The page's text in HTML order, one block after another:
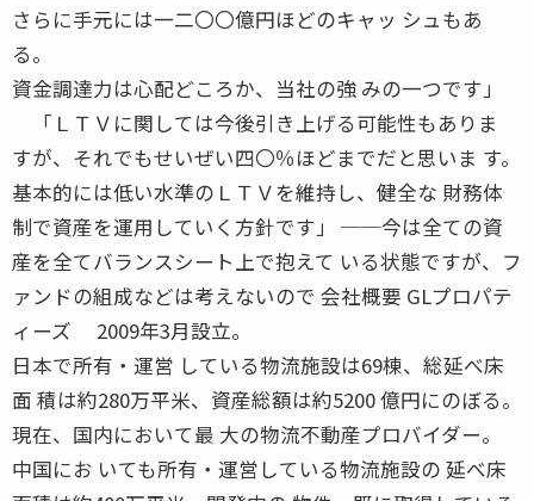
さらに手元には一二〇〇億円ほどのキャッ シュもあ
る。
資金調達力は心配どころか、当社の強 みの一つです」
「ＬＴＶに関しては今後引き上げる可能性もありま
すが、それでもせいぜい四〇％ほどまでだと思いま す。
基本的には低い水準のＬＴＶを維持し、健全な 財務体
制で資産を運用していく方針です」 ──今は全ての資
産を全てバランスシート上で抱えて いる状態ですが、フ
ァンドの組成などは考えないので 会社概要 GLプロパテ
ィーズ 2009年3月設立。
日本で所有・運営 している物流施設は69棟、総延べ床
面 積は約280万平米、資産総額は約5200 億円にのぼる。
現在、国内において最 大の物流不動産プロバイダー。
中国にお いても所有・運営している物流施設の 延べ床